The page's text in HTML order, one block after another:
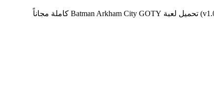
تحميل لعبة Batman Arkham City GOTY كاملة مجاناً للكمبيوتر (v1.0) تحميل لعبة Batman Arkham City GOTY كاملة مجاناً للكمبيوتر (v1.0) تحميل لعبة Batman Arkham City GOTY كاملة مجاناً